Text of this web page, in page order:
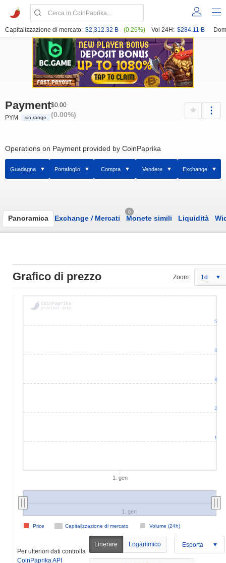
Capitalizzazione di mercato: $2,312.32 B (0.26%) Vol 24H: $284.11 B
Payment
PYM sin rango
$0.00
(0.00%)
Operations on Payment provided by CoinPaprika
Guadagna Portafoglio Compra Vendere Exchange
Panoramica Exchange /Mercati
0
Monete simili Liquidità
Grafico di prezzo Zoom: 1d
1. gen
Capitalizzazione di mercato Volume (24h)
Price
1. gen
1
2
3
4
5
Per ulteriori dati controlla
CoinPaprika API
Linerare Logaritmico Esporta